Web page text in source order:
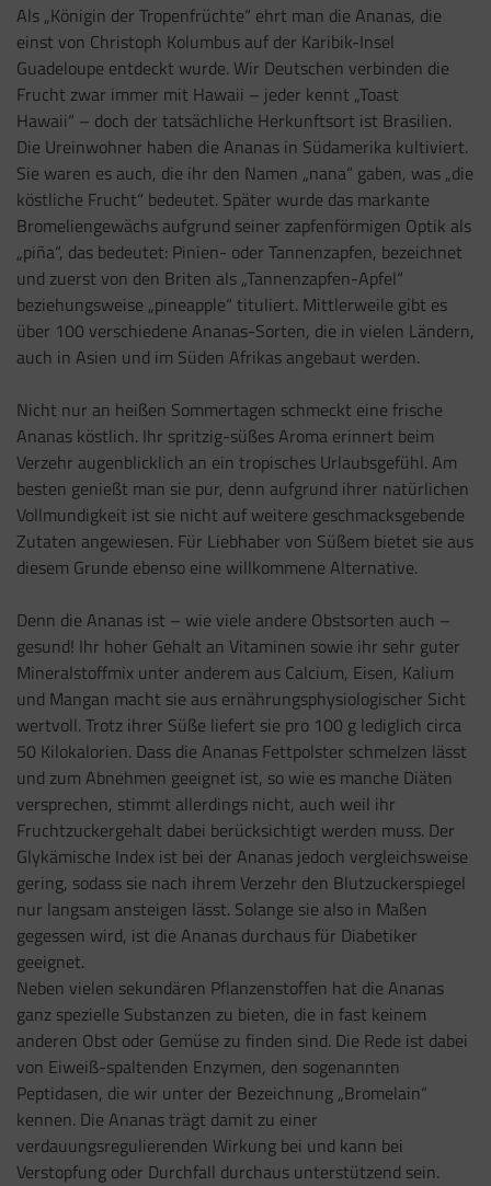
Als „Königin der Tropenfrüchte“ ehrt man die Ananas, die
einst von Christoph Kolumbus auf der Karibik-Insel
Guadeloupe entdeckt wurde. Wir Deutschen verbinden die
Frucht zwar immer mit Hawaii – jeder kennt „Toast
Hawaii“ – doch der tatsächliche Herkunftsort ist Brasilien.
Die Ureinwohner haben die Ananas in Südamerika kultiviert.
Sie waren es auch, die ihr den Namen „nana“ gaben, was „die
köstliche Frucht“ bedeutet. Später wurde das markante
Bromeliengewächs aufgrund seiner zapfenförmigen Optik als
„piña“, das bedeutet: Pinien- oder Tannenzapfen, bezeichnet
und zuerst von den Briten als „Tannenzapfen-Apfel“
beziehungsweise „pineapple“ tituliert. Mittlerweile gibt es
über 100 verschiedene Ananas-Sorten, die in vielen Ländern,
auch in Asien und im Süden Afrikas angebaut werden.
Nicht nur an heißen Sommertagen schmeckt eine frische
Ananas köstlich. Ihr spritzig-süßes Aroma erinnert beim
Verzehr augenblicklich an ein tropisches Urlaubsgefühl. Am
besten genießt man sie pur, denn aufgrund ihrer natürlichen
Vollmundigkeit ist sie nicht auf weitere geschmacksgebende
Zutaten angewiesen. Für Liebhaber von Süßem bietet sie aus
diesem Grunde ebenso eine willkommene Alternative.
Denn die Ananas ist – wie viele andere Obstsorten auch –
gesund! Ihr hoher Gehalt an Vitaminen sowie ihr sehr guter
Mineralstoffmix unter anderem aus Calcium, Eisen, Kalium
und Mangan macht sie aus ernährungsphysiologischer Sicht
wertvoll. Trotz ihrer Süße liefert sie pro 100 g lediglich circa
50 Kilokalorien. Dass die Ananas Fettpolster schmelzen lässt
und zum Abnehmen geeignet ist, so wie es manche Diäten
versprechen, stimmt allerdings nicht, auch weil ihr
Fruchtzuckergehalt dabei berücksichtigt werden muss. Der
Glykämische Index ist bei der Ananas jedoch vergleichsweise
gering, sodass sie nach ihrem Verzehr den Blutzuckerspiegel
nur langsam ansteigen lässt. Solange sie also in Maßen
gegessen wird, ist die Ananas durchaus für Diabetiker
geeignet.
Neben vielen sekundären Pflanzenstoffen hat die Ananas
ganz spezielle Substanzen zu bieten, die in fast keinem
anderen Obst oder Gemüse zu finden sind. Die Rede ist dabei
von Eiweiß-spaltenden Enzymen, den sogenannten
Peptidasen, die wir unter der Bezeichnung „Bromelain“
kennen. Die Ananas trägt damit zu einer
verdauungsregulierenden Wirkung bei und kann bei
Verstopfung oder Durchfall durchaus unterstützend sein.